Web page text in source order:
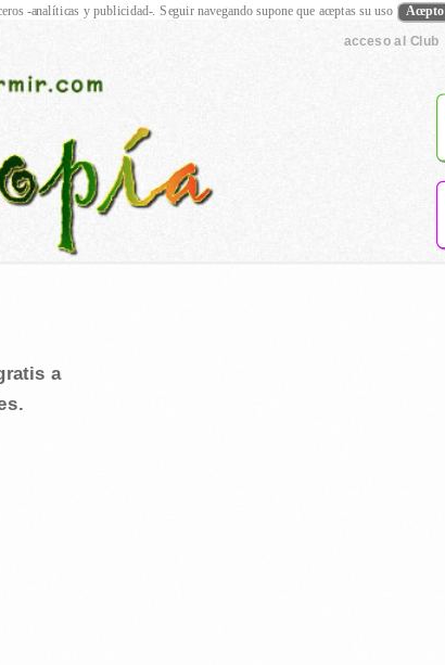
acceso al Club
a
-analíticas y publicidad-. Seguir navegando supone que aceptas su uso Acepto